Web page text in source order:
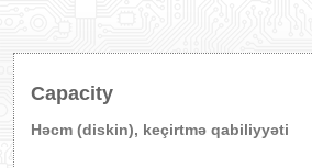
Capacity
Həcm (diskin), keçirtmə qabiliyyəti